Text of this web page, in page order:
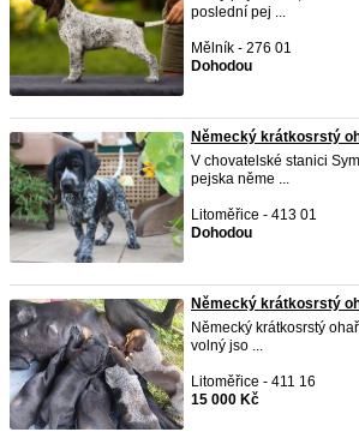
poslední pej ...
Mělník - 276 01
Dohodou
Německý krátkosrstý
V chovatelské stanici
pejska něme ...
Litoměřice - 413 01
Dohodou
Německý krátkosrstý
Německý krátkosrstý
volný jso ...
Litoměřice - 411 16
15 000 Kč